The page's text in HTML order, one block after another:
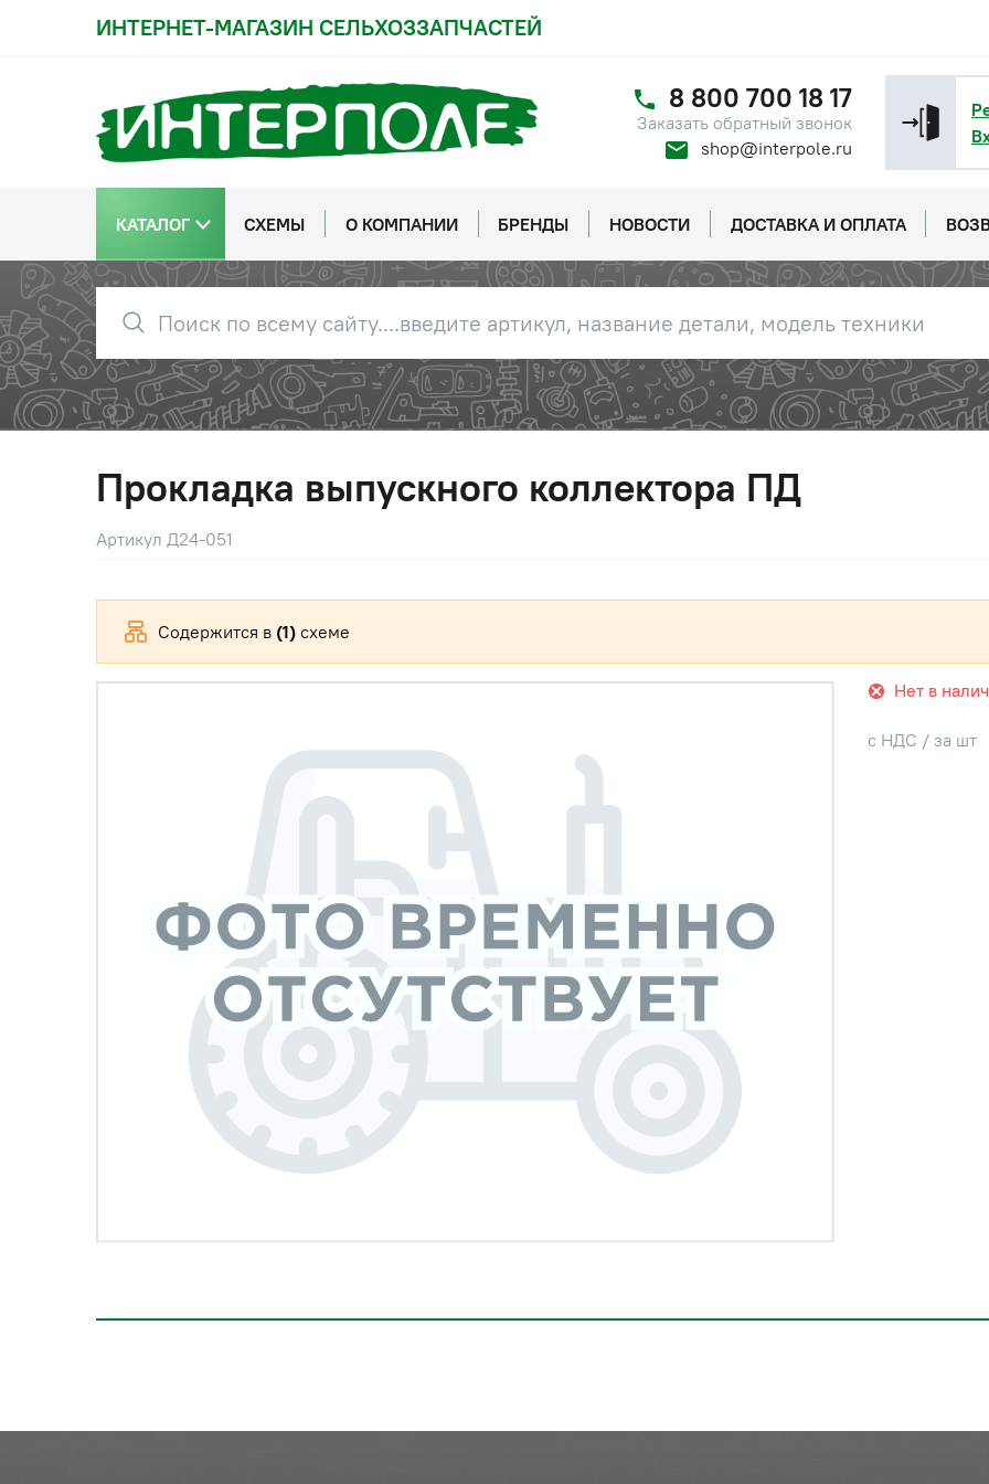
ИНТЕРНЕТ-МАГАЗИН СЕЛЬХОЗЗАПЧАСТЕЙ
8 800 700 18 17
Заказать обратный звонок
shop@interpole.ru
КАТАЛОГ СХЕМЫ О КОМПАНИИ БРЕНДЫ НОВОСТИ ДОСТАВКА И ОПЛАТА
Прокладка выпускного коллектора ПД
Артикул Д24-051
Нет в
с НДС / за шт
Содержится в (1) схеме